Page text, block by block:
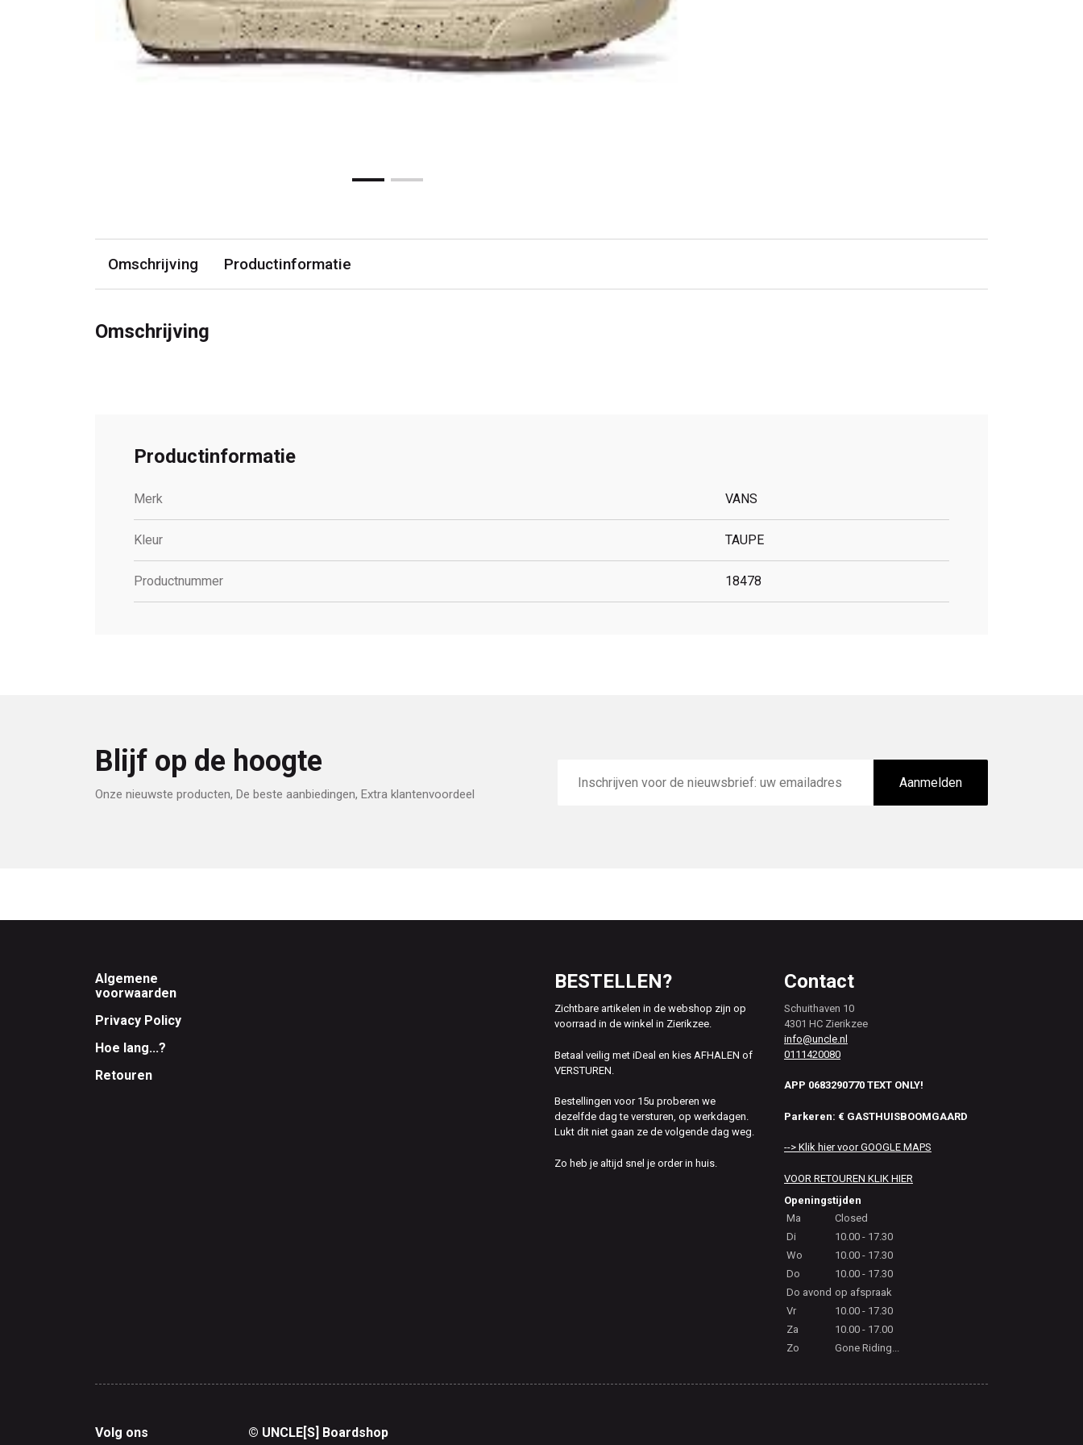
Omschrijving Productinformatie
Omschrijving
Productinformatie
Merk VANS
Kleur TAUPE
Productnummer 18478
Blijf op de hoogte
Onze nieuwste producten, De beste aanbiedingen, Extra klantenvoordeel
mailadres
Aanmelden
Footer
Algemene
voorwaarden
Privacy Policy
Hoe lang...?
Retouren
BESTELLEN?
Zichtbare artikelen in de webshop zijn op
voorraad in de winkel in Zierikzee.
Betaal veilig met iDeal en kies AFHALEN of
VERSTUREN.
Bestellingen voor 15u proberen we
dezelfde dag te versturen, op werkdagen.
Lukt dit niet gaan ze de volgende dag weg.
Zo heb je altijd snel je order in huis.
Contact
Schuithaven 10
4301 HC Zierikzee
info@uncle.nl
0111420080
APP 0683290770 TEXT ONLY!
Parkeren: € GASTHUISBOOMGAARD
--> Klik hier voor GOOGLE MAPS
VOOR RETOUREN KLIK HIER
Openingstijden
Ma
Closed
Di
10.00 - 17.30
Wo
10.00 - 17.30
Do
10.00 - 17.30
Do avond op afspraak
Vr
10.00 - 17.30
Za
10.00 - 17.00
Zo
Gone Riding...
Volg ons © UNCLE[S] Boardshop